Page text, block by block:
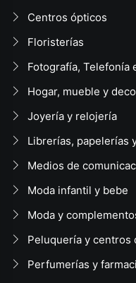
Centros ópticos
Floristerías
Fotografía, Telefonía
Hogar, mueble y
Joyería y relojería
Librerías, papelerías
Medios de
Moda infantil y bebe
Moda y
Peluquería y centros
Perfumerías y